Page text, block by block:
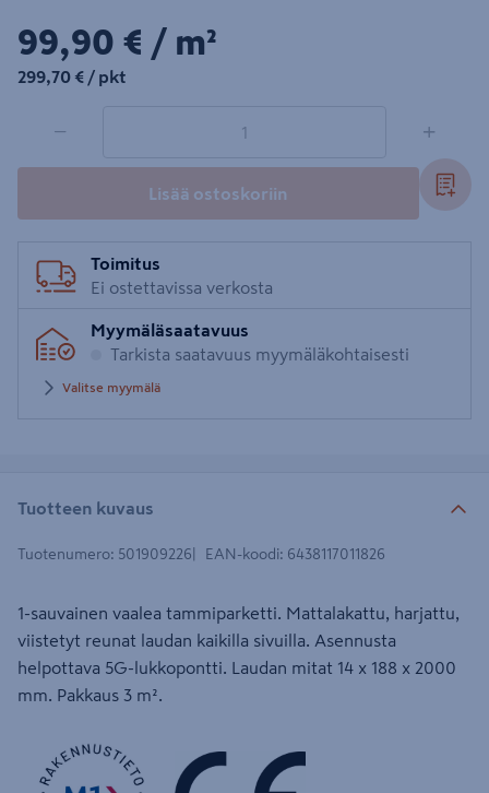
99,90€/m²
99,90 € / m²
299,70€/pkt
299,70 € / pkt
− +
Lisää ostoskoriin
Toimitus
Ei ostettavissa verkosta
Myymäläsaatavuus
Tarkista saatavuus myymäläkohtaisesti
Valitse myymälä
Tuotteen kuvaus
Tuotenumero: 501909226 EAN-koodi: 6438117011826
1-sauvainen vaalea tammiparketti. Mattalakattu, harjattu,
viistetyt reunat laudan kaikilla sivuilla. Asennusta
helpottava 5G-lukkopontti. Laudan mitat 14 x 188 x 2000
mm. Pakkaus 3 m².